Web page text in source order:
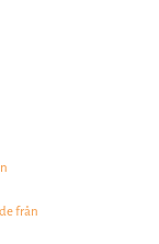
från